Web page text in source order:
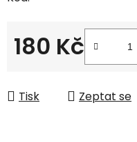
180 Kč
Tisk Zeptat se